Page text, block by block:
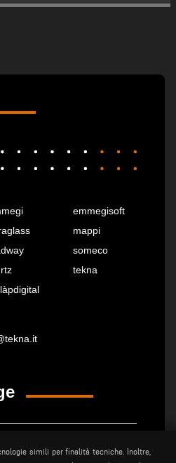
emmegisoft
mappi
someco
tekna
condizioni generali di vendita
simili per finalità tecniche. Inoltre,